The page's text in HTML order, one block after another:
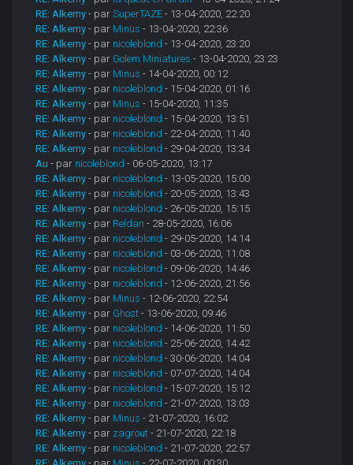
RE: Alkemy - parSuperTAZE - 13-04-2020, 22:20
RE: Alkemy - par Minus - 13-04-2020, 22:36
RE: Alkemy - par nicoleblond - 13-04-2020, 23:20
RE: Alkemy - par Golem Miniatures - 13-04-2020, 23:23
RE: Alkemy - par Minus - 14-04-2020, 00:12
RE: Alkemy - par nicoleblond - 15-04-2020, 01:16
RE: Alkemy - par Minus - 15-04-2020, 11:35
RE: Alkemy - par nicoleblond - 15-04-2020, 13:51
RE: Alkemy - par nicoleblond - 22-04-2020, 11:40
RE: Alkemy - par nicoleblond - 29-04-2020, 13:34
Au - par nicoleblond - 06-05-2020, 13:17
RE: Alkemy - par nicoleblond - 13-05-2020, 15:00
RE: Alkemy - par nicoleblond - 20-05-2020, 13:43
RE: Alkemy - par nicoleblond - 26-05-2020, 15:15
RE: Alkemy - par Reldan - 28-05-2020, 16:06
RE: Alkemy - par nicoleblond - 29-05-2020, 14:14
RE: Alkemy - par nicoleblond - 03-06-2020, 11:08
RE: Alkemy - par nicoleblond - 09-06-2020, 14:46
RE: Alkemy - par nicoleblond - 12-06-2020, 21:56
RE: Alkemy - par Minus - 12-06-2020, 22:54
RE: Alkemy - par Ghost - 13-06-2020, 09:46
RE: Alkemy - par nicoleblond - 14-06-2020, 11:50
RE: Alkemy - par nicoleblond - 25-06-2020, 14:42
RE: Alkemy - par nicoleblond - 30-06-2020, 14:04
RE: Alkemy - par nicoleblond - 07-07-2020, 14:04
RE: Alkemy - par nicoleblond - 15-07-2020, 15:12
RE: Alkemy - par nicoleblond - 21-07-2020, 13:03
RE: Alkemy - par Minus - 21-07-2020, 16:02
RE: Alkemy - par zagrout - 21-07-2020, 22:18
RE: Alkemy - par nicoleblond - 21-07-2020, 22:57